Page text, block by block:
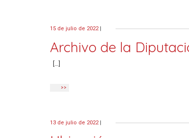
15 de julio de 2022 |
Archivo de la
[…]
>>
13 de julio de 2022 |